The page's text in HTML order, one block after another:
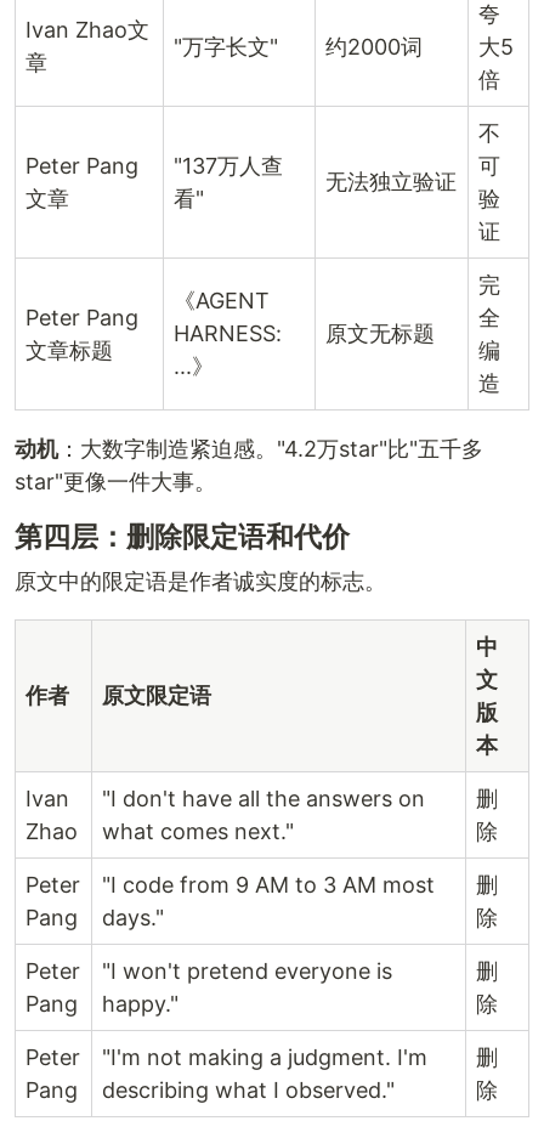
Ivan Zhao文
章
"万字长文" 约2000词
夸
大5
倍
Peter Pang
文章
"137万人查
看"
无法独立验证
不
可
验
证
Peter Pang
文章标题
《AGENT
HARNESS:
...》
原文无标题
完
全
编
造
动机：大数字制造紧迫感。"4.2万star"比"五千多
star"更像一件大事。
第四层：删除限定语和代价
原文中的限定语是作者诚实度的标志。
作者 原文限定语
中
文
版
本
Ivan
Zhao
"I don't have all the answers on
what comes next."
删
除
Peter
Pang
"I code from 9 AM to 3 AM most
days."
删
除
Peter
Pang
"I won't pretend everyone is
happy."
删
除
Peter
Pang
"I'm not making a judgment. I'm
describing what I observed."
删
除